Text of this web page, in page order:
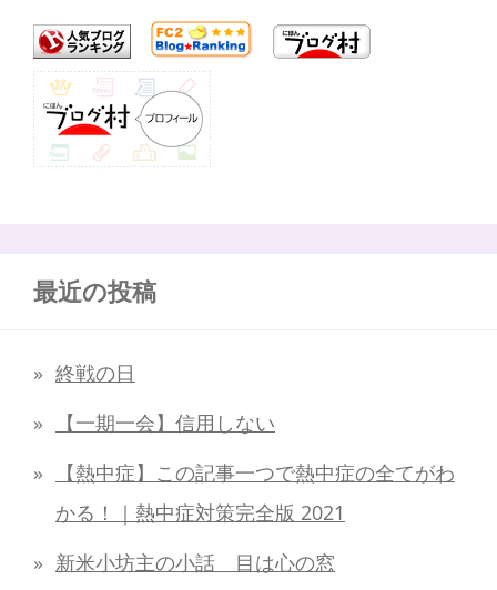
最近の投稿
終戦の日
【一期一会】信用しない
【熱中症】この記事一つで熱中症の全てがわ
かる！｜熱中症対策完全版 2021
新米小坊主の小話 目は心の窓